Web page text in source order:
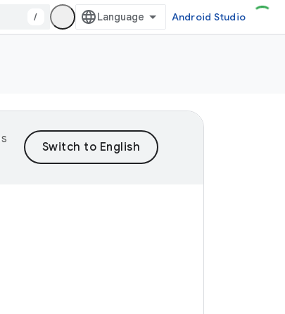
/ Android Studio